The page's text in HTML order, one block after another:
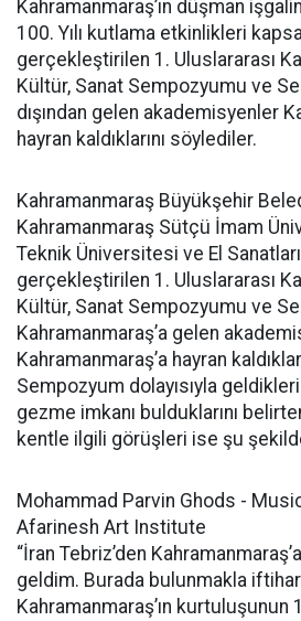
Kahramanmaraş’ın düşman
100. Yılı kutlama etkinlikleri
gerçekleştirilen 1. Uluslararası
Kültür, Sanat Sempozyumu ve
dışından gelen akademisyenler
hayran kaldıklarını söylediler.
Kahramanmaraş Büyükşehir
Kahramanmaraş Sütçü İmam
Teknik Üniversitesi ve El
gerçekleştirilen 1. Uluslararası
Kültür, Sanat Sempozyumu ve
Kahramanmaraş’a gelen
Kahramanmaraş’a hayran
Sempozyum dolayısıyla geldikleri
gezme imkanı bulduklarını
kentle ilgili görüşleri ise şu
Mohammad Parvin Ghods -
Afarinesh Art Institute
“İran Tebriz’den
geldim. Burada bulunmakla
Kahramanmaraş’ın kurtuluşunun